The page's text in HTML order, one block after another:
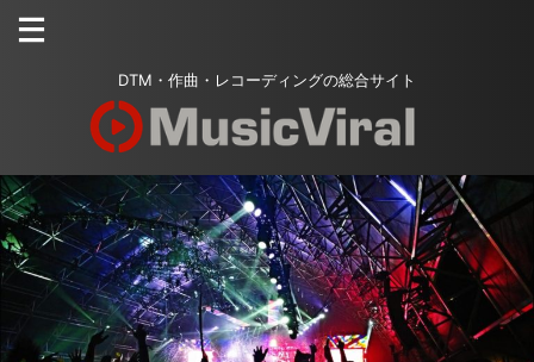
DTM・作曲・レコーディングの総合サイト